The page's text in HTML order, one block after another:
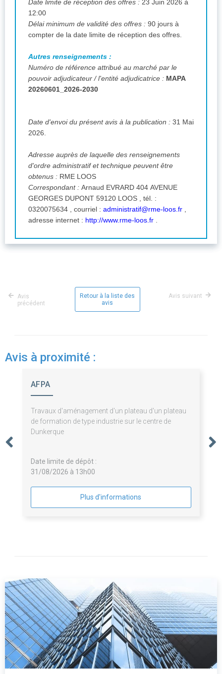
Date limite de réception des offres : 23 Juin 2026 à
12:00
Délai minimum de validité des offres : 90 jours à
compter de la date limite de réception des offres.
Autres renseignements :
Numéro de référence attribué au marché par le
pouvoir adjudicateur / l'entité adjudicatrice : MAPA
20260601_2026-2030
Date d'envoi du présent avis à la publication : 31 Mai
2026.
Adresse auprès de laquelle des renseignements
d'ordre administratif et technique peuvent être
obtenus : RME LOOS
Correspondant : Arnaud EVRARD 404 AVENUE
GEORGES DUPONT 59120 LOOS , tél. :
0320075634 , courriel : administratif@rme-loos.fr
adresse internet : http://www.rme-loos.fr
Avis
précédent
Retour à la liste des
avis
Avis suivant
Avis à proximité :
AFPA
Travaux d'aménagement d'un plateau d'un plateau
de formation de type industrie sur le centre de
Dunkerque
Date limite de dépôt :
31/08/2026 à 13h00
Plus d'informations